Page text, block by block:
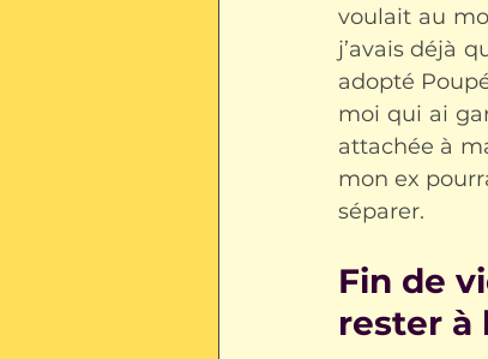
voulait au
j’avais déjà
adopté
moi qui ai
attachée à
mon ex
séparer.
Fin de
rester à